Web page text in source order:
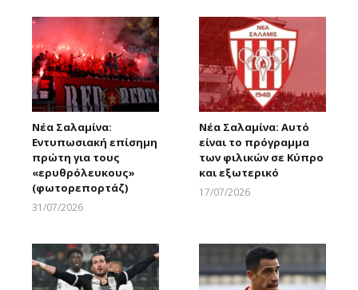
Νέα Σαλαμίνα:
Εντυπωσιακή επίσημη
πρώτη για τους
«ερυθρόλευκους»
(φωτορεπορτάζ)
31/07/2026
Νέα Σαλαμίνα: Αυτό
είναι το πρόγραμμα
των φιλικών σε Κύπρο
και εξωτερικό
17/07/2026